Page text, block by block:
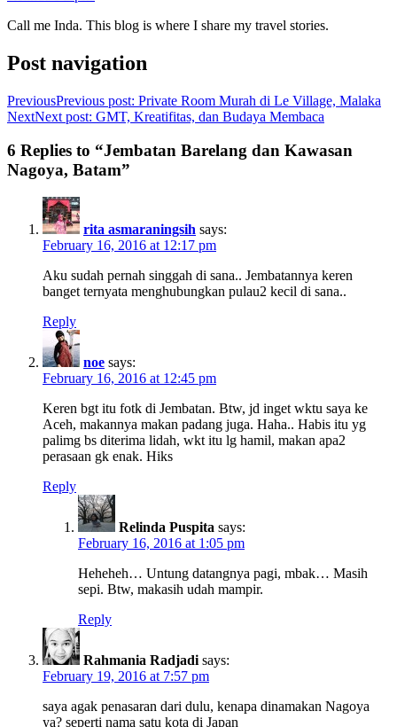
Call me Inda. This blog is where I share my travel stories.
Post navigation
PreviousPrevious post: Private Room Murah di Le Village, Malaka
NextNext post: GMT, Kreatifitas, dan Budaya Membaca
6 Replies to “Jembatan Barelang dan Kawasan
Nagoya, Batam”
rita asmaraningsih says:
February 16, 2016 at 12:17 pm
Aku sudah pernah singgah di sana.. Jembatannya keren
banget ternyata menghubungkan pulau2 kecil di sana..
Reply
noe says:
February 16, 2016 at 12:45 pm
Keren bgt itu fotk di Jembatan. Btw, jd inget wktu saya ke
Aceh, makannya makan padang juga. Haha.. Habis itu yg
palimg bs diterima lidah, wkt itu lg hamil, makan apa2
perasaan gk enak. Hiks
Reply
Relinda Puspita says:
February 16, 2016 at 1:05 pm
Heheheh… Untung datangnya pagi, mbak… Masih
sepi. Btw, makasih udah mampir.
Reply
Rahmania Radjadi says:
February 19, 2016 at 7:57 pm
saya agak penasaran dari dulu, kenapa dinamakan Nagoya
ya? seperti nama satu kota di Japan